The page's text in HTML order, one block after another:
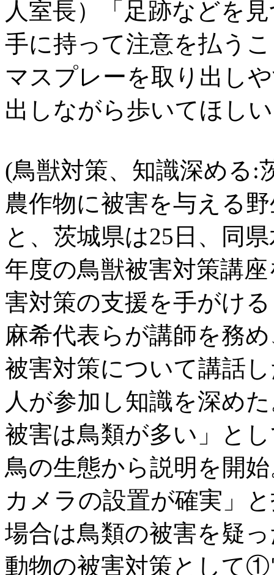
人室長）「足跡などを
手に持って注意を払う
マスプレーを取り出し
出しながら歩いてほし
(鳥獣対策、知識深める:
農作物に被害を与える
と、茨城県は25日、同
年度の鳥獣被害対策講
害対策の支援を手がけ
麻希代表らが講師を務
被害対策について講話
人が参加し知識を深め
被害は鳥類が多い」と
鳥の生態から説明を開
カメラの設置が確実」
場合は鳥類の被害を疑
動物の被害対策として